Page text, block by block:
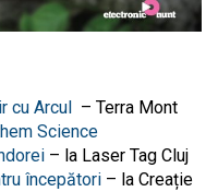
cu Arcul – Terra Mont
Science
– la Laser Tag Cluj
începători – la Creație